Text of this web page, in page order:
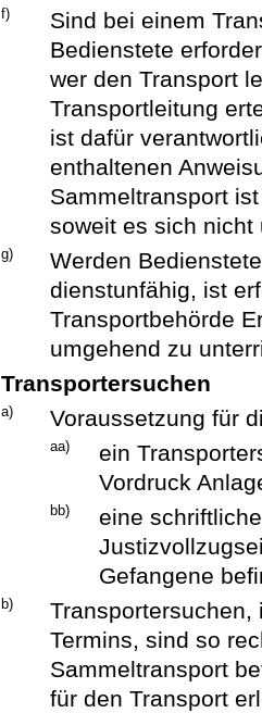
f)
Sind bei einem
Bedienstete
wer den Transport
Transportleitung
ist dafür
enthaltenen
Sammeltransport
soweit es sich nicht
g)
Werden
dienstunfähig, ist
Transportbehörde
umgehend zu
Transportersuchen
a) Voraussetzung für
aa)
ein
Vordruck
bb)
eine
Gefangene
b)
Transportersuchen,
Termins, sind so
Sammeltransport
für den Transport